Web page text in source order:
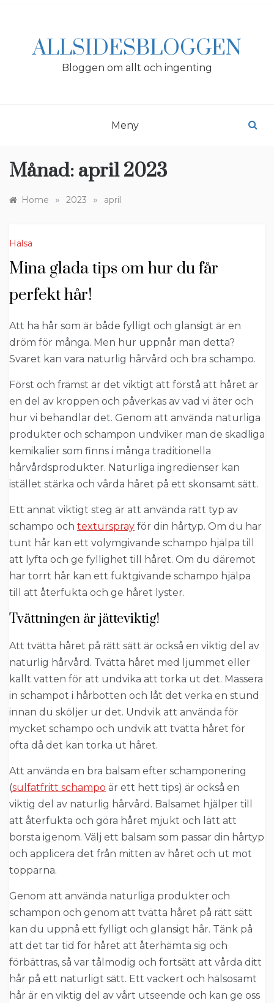
ALLSIDESBLOGGEN
Bloggen om allt och ingenting
Meny
Månad: april 2023
Home » 2023 » april
Hälsa
Mina glada tips om hur du får
perfekt hår!
Att ha hår som är både fylligt och glansigt är en
dröm för många. Men hur uppnår man detta?
Svaret kan vara naturlig hårvård och bra schampo.
Först och främst är det viktigt att förstå att håret är
en del av kroppen och påverkas av vad vi äter och
hur vi behandlar det. Genom att använda naturliga
produkter och schampon undviker man de skadliga
kemikalier som finns i många traditionella
hårvårdsprodukter. Naturliga ingredienser kan
istället stärka och vårda håret på ett skonsamt sätt.
Ett annat viktigt steg är att använda rätt typ av
schampo och texturspray för din hårtyp. Om du har
tunt hår kan ett volymgivande schampo hjälpa till
att lyfta och ge fyllighet till håret. Om du däremot
har torrt hår kan ett fuktgivande schampo hjälpa
till att återfukta och ge håret lyster.
Tvättningen är jätteviktig!
Att tvätta håret på rätt sätt är också en viktig del av
naturlig hårvård. Tvätta håret med ljummet eller
kallt vatten för att undvika att torka ut det. Massera
in schampot i hårbotten och låt det verka en stund
innan du sköljer ur det. Undvik att använda för
mycket schampo och undvik att tvätta håret för
ofta då det kan torka ut håret.
Att använda en bra balsam efter schamponering
(sulfatfritt schampo är ett hett tips) är också en
viktig del av naturlig hårvård. Balsamet hjälper till
att återfukta och göra håret mjukt och lätt att
borsta igenom. Välj ett balsam som passar din hårtyp
och applicera det från mitten av håret och ut mot
topparna.
Genom att använda naturliga produkter och
schampon och genom att tvätta håret på rätt sätt
kan du uppnå ett fylligt och glansigt hår. Tänk på
att det tar tid för håret att återhämta sig och
förbättras, så var tålmodig och fortsätt att vårda ditt
hår på ett naturligt sätt. Ett vackert och hälsosamt
hår är en viktig del av vårt utseende och kan ge oss